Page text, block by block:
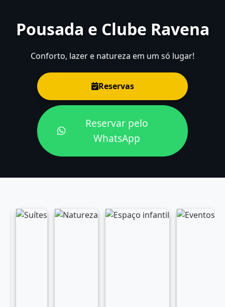
Pousada e Clube Ravena
Conforto, lazer e natureza em um só lugar!
Reservas
Reservar pelo
WhatsApp